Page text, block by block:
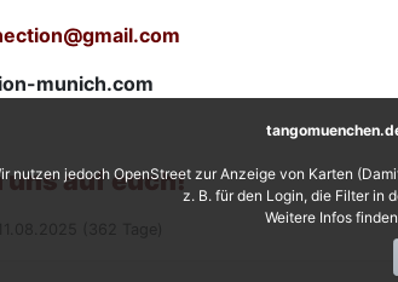
@gmail.com
munich.com
uns auf euch!
nutzen jedoch OpenStreet zur Anzeige von Karten
z. B. für den Login, die Filter in
Weitere Infos